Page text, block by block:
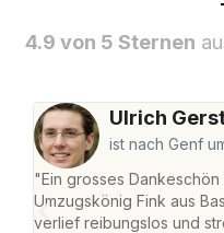
4.9 von 5 Sternen
Ulrich
ist nach Genf
"Ein grosses
Umzugskönig Fink aus
verlief reibungslos und